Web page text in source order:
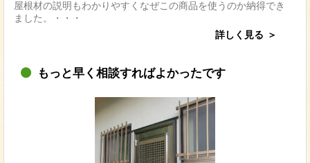
屋根材の説明もわかりやすくなぜこの商品を使うのか納得でき
ました。・・・
詳しく見る
もっと早く相談すればよかったです